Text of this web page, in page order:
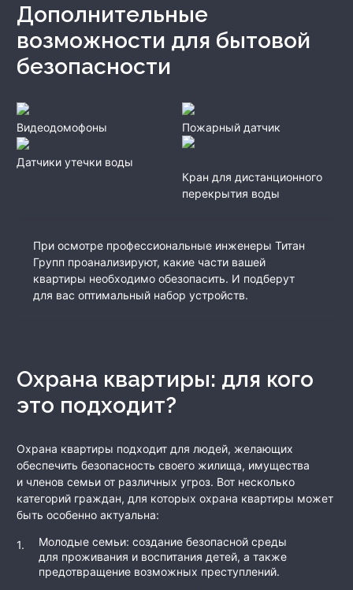
Дополнительные
возможности для бытовой
безопасности
Видеодомофоны Пожарный датчик
Датчики утечки воды
Кран для дистанционного
перекрытия воды
При осмотре профессиональные инженеры Титан
Групп проанализируют, какие части вашей
квартиры необходимо обезопасить. И подберут
для вас оптимальный набор устройств.
Охрана квартиры: для кого
это подходит?
Охрана квартиры подходит для людей, желающих
обеспечить безопасность своего жилища, имущества
и членов семьи от различных угроз. Вот несколько
категорий граждан, для которых охрана квартиры может
быть особенно актуальна:
Молодые семьи: создание безопасной среды
для проживания и воспитания детей, а также
предотвращение возможных преступлений.